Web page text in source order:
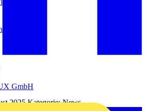
FTG
GmbH
2025Kategorie: News